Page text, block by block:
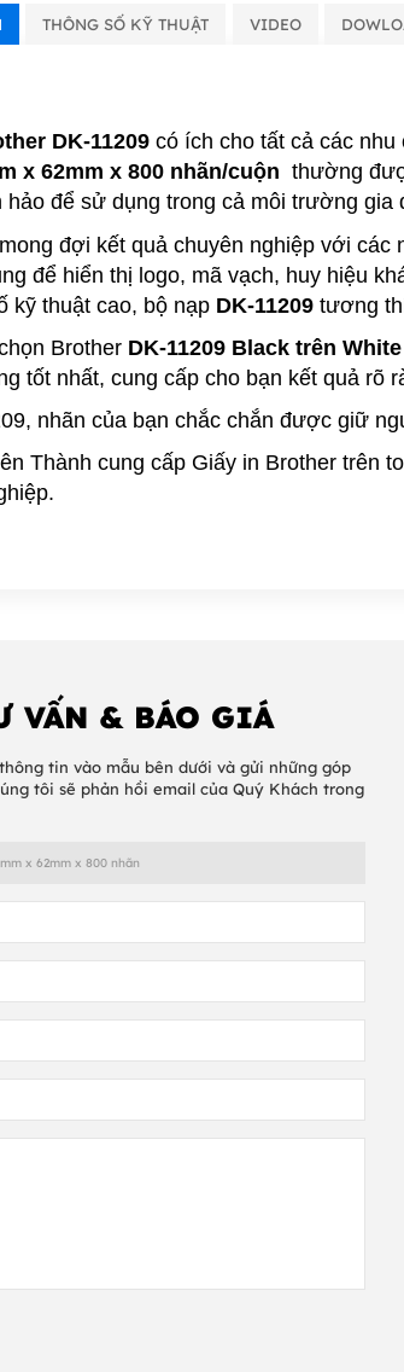
THÔNG SỐ KỸ THUẬT VIDEO
DK-11209 có ích cho tất cả các
x 62mm x 800 nhãn/cuộn thường
hảo để sử dụng trong cả môi trường gia
đợi kết quả chuyên nghiệp với
để hiển thị logo, mã vạch, huy hiệu
kỹ thuật cao, bộ nạp DK-11209tương
Brother DK-11209 Black trên
tốt nhất, cung cấp cho bạn kết quả rõ
nhãn của bạn chắc chắn được giữ
Thành cung cấp Giấy in Brother trên
VẤN & BÁO GIÁ
tin vào mẫu bên dưới và gửi những góp
tôi sẽ phản hồi email của Quý Khách trong